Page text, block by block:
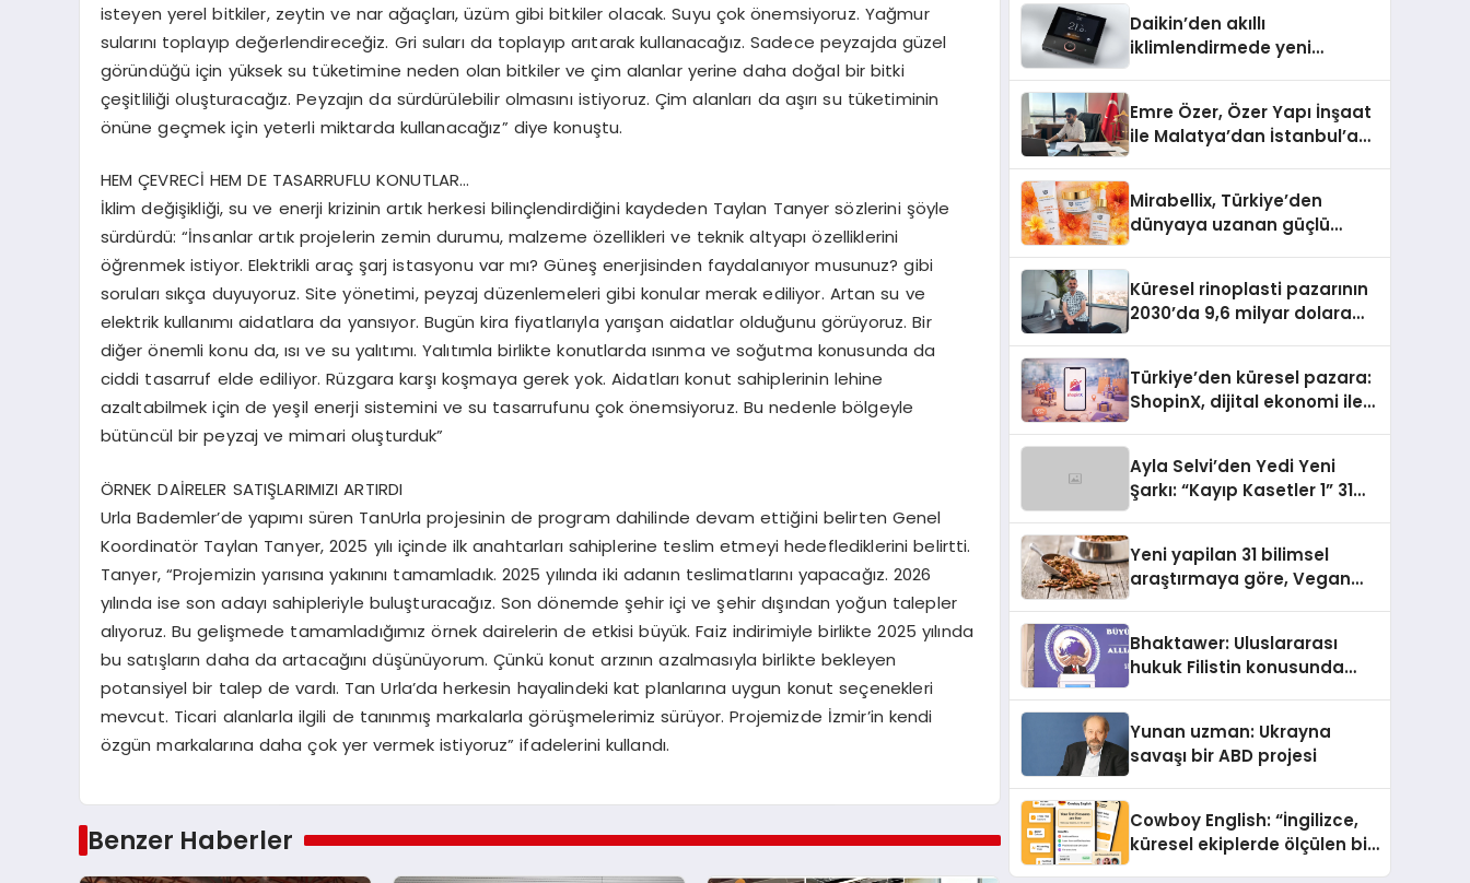
isteyen yerel bitkiler, zeytin ve nar ağaçları, üzüm gibi bitkiler olacak. Suyu çok önemsiyoruz. Yağmur
sularını toplayıp değerlendireceğiz. Gri suları da toplayıp arıtarak kullanacağız. Sadece peyzajda güzel
göründüğü için yüksek su tüketimine neden olan bitkiler ve çim alanlar yerine daha doğal bir bitki
çeşitliliği oluşturacağız. Peyzajın da sürdürülebilir olmasını istiyoruz. Çim alanları da aşırı su tüketiminin
önüne geçmek için yeterli miktarda kullanacağız” diye konuştu.
HEM ÇEVRECİ HEM DE TASARRUFLU KONUTLAR…
İklim değişikliği, su ve enerji krizinin artık herkesi bilinçlendirdiğini kaydeden Taylan Tanyer sözlerini şöyle
sürdürdü: “İnsanlar artık projelerin zemin durumu, malzeme özellikleri ve teknik altyapı özelliklerini
öğrenmek istiyor. Elektrikli araç şarj istasyonu var mı? Güneş enerjisinden faydalanıyor musunuz? gibi
soruları sıkça duyuyoruz. Site yönetimi, peyzaj düzenlemeleri gibi konular merak ediliyor. Artan su ve
elektrik kullanımı aidatlara da yansıyor. Bugün kira fiyatlarıyla yarışan aidatlar olduğunu görüyoruz. Bir
diğer önemli konu da, ısı ve su yalıtımı. Yalıtımla birlikte konutlarda ısınma ve soğutma konusunda da
ciddi tasarruf elde ediliyor. Rüzgara karşı koşmaya gerek yok. Aidatları konut sahiplerinin lehine
azaltabilmek için de yeşil enerji sistemini ve su tasarrufunu çok önemsiyoruz. Bu nedenle bölgeyle
bütüncül bir peyzaj ve mimari oluşturduk”
ÖRNEK DAİRELER SATIŞLARIMIZI ARTIRDI
Urla Bademler’de yapımı süren TanUrla projesinin de program dahilinde devam ettiğini belirten Genel
Koordinatör Taylan Tanyer, 2025 yılı içinde ilk anahtarları sahiplerine teslim etmeyi hedeflediklerini belirtti.
Tanyer, “Projemizin yarısına yakınını tamamladık. 2025 yılında iki adanın teslimatlarını yapacağız. 2026
yılında ise son adayı sahipleriyle buluşturacağız. Son dönemde şehir içi ve şehir dışından yoğun talepler
alıyoruz. Bu gelişmede tamamladığımız örnek dairelerin de etkisi büyük. Faiz indirimiyle birlikte 2025 yılında
bu satışların daha da artacağını düşünüyorum. Çünkü konut arzının azalmasıyla birlikte bekleyen
potansiyel bir talep de vardı. Tan Urla’da herkesin hayalindeki kat planlarına uygun konut seçenekleri
mevcut. Ticari alanlarla ilgili de tanınmış markalarla görüşmelerimiz sürüyor. Projemizde İzmir’in kendi
özgün markalarına daha çok yer vermek istiyoruz” ifadelerini kullandı.
Benzer Haberler
Daikin’den akıllı
iklimlendirmede yeni
Emre Özer, Özer Yapı İnşaat
ile Malatya’dan İstanbul’a
Mirabellix, Türkiye’den
dünyaya uzanan güçlü
Küresel rinoplasti pazarının
2030’da 9,6 milyar dolara
Türkiye’den küresel pazara:
ShopinX, dijital ekonomi ile
Ayla Selvi’den Yedi Yeni
Şarkı: “Kayıp Kasetler 1” 31
Yeni yapilan 31 bilimsel
araştırmaya göre, Vegan
Sindirildiğini Ortaya Koydu
Bhaktawer: Uluslararası
hukuk Filistin konusunda
Yunan uzman: Ukrayna
savaşı bir ABD projesi
Cowboy English: “İngilizce,
küresel ekiplerde ölçülen bir